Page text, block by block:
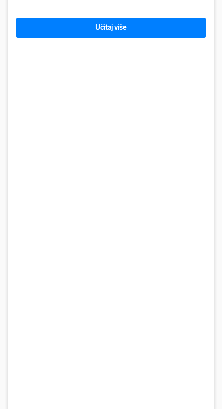
Učitaj više